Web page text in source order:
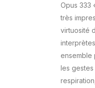
Opus 333
très
virtuosité
ensemble
les gestes